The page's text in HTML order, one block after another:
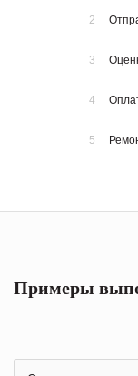
2
3
4
5
Примеры